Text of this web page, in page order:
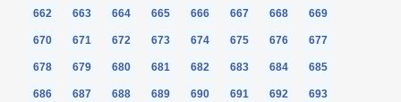
662 663 664 665 666 667 668 669
670 671 672 673 674 675 676 677
678 679 680 681 682 683 684 685
686 687 688 689 690 691 692 693